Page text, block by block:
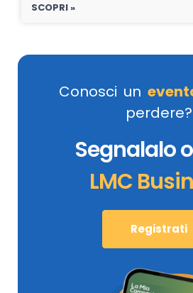
SCOPRI »
Conosci un
perdere?
Segnalalo
LMC
Registrati